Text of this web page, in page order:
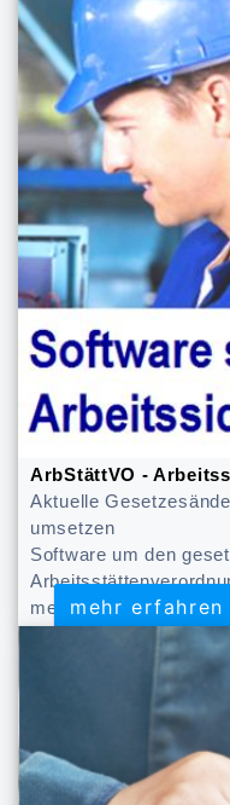
ArbStättVO -
Aktuelle
umsetzen
Software um den
meisternmehr erfahren
mehr erfahren